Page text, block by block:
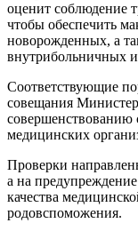
оценит соблюдение
чтобы обеспечить
новорожденных, а
внутрибольничных
Соответствующие
совещания
совершенствованию
медицинских
Проверки
а на
качества
родовспоможения.